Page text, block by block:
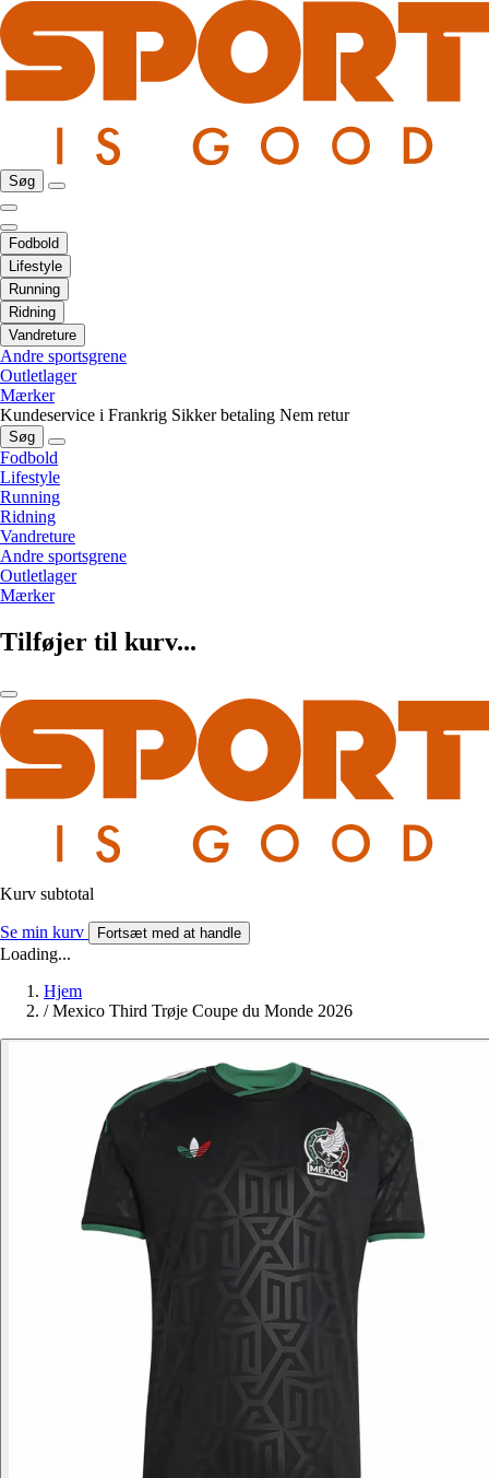
Søg
Fodbold
Lifestyle
Running
Ridning
Vandreture
Andre sportsgrene
Outletlager
Mærker
Kundeservice i Frankrig Sikker betaling Nem retur
Søg
Fodbold
Lifestyle
Running
Ridning
Vandreture
Andre sportsgrene
Outletlager
Mærker
Tilføjer til kurv...
Kurv subtotal
Se min kurv Fortsæt med at handle
Loading...
Hjem
/ Mexico Third Trøje Coupe du Monde 2026